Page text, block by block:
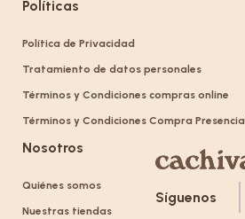
Políticas
Política de Privacidad
Tratamiento de datos personales
Términos y Condiciones compras online
Términos y Condiciones Compra Presencial
Nosotros
Quiénes somos
Nuestras tiendas
Síguenos